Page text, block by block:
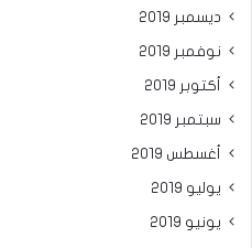
ديسمبر 2019
نوفمبر 2019
أكتوبر 2019
سبتمبر 2019
أغسطس 2019
يوليو 2019
يونيو 2019